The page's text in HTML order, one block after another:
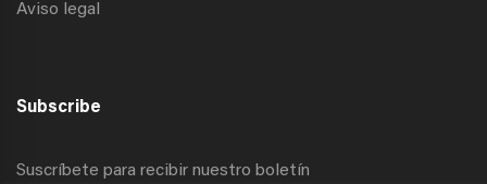
Aviso legal
Subscribe
Suscríbete para recibir nuestro boletín